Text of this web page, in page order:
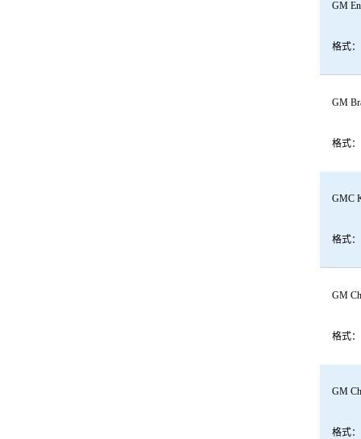
GM
格式
GM
格式
GMC
格式
GM
格式
GM
格式